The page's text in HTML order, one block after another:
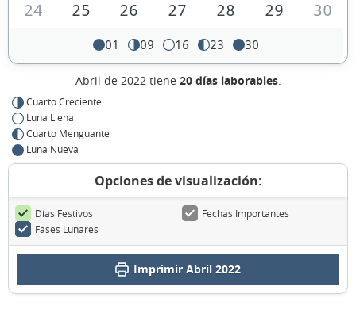
24
25 26 27 28 29 30
01 09 16 23 30
Abril de 2022 tiene 20 días laborables.
Cuarto Creciente
Luna Llena
Cuarto Menguante
Luna Nueva
Opciones de visualización:
Días Festivos
Fechas Importantes
Fases Lunares
Imprimir Abril 2022